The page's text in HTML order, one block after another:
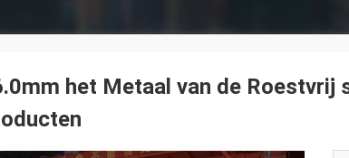
het Metaal van de